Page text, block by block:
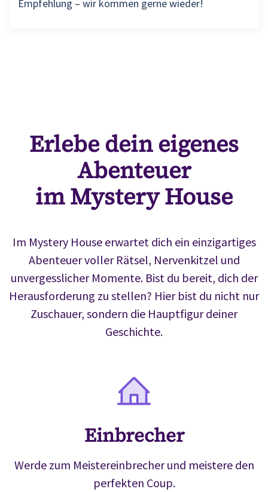
Empfehlung – wir kommen gerne wieder!
Erlebe dein eigenes
Abenteuer
im Mystery House
Im Mystery House erwartet dich ein einzigartiges
Abenteuer voller Rätsel, Nervenkitzel und
unvergesslicher Momente. Bist du bereit, dich der
Herausforderung zu stellen? Hier bist du nicht nur
Zuschauer, sondern die Hauptfigur deiner
Geschichte.
Einbrecher
Werde zum Meistereinbrecher und meistere den
perfekten Coup.